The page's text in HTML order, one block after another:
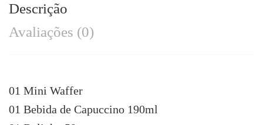
Descrição
Avaliações (0)
01 Mini Waffer
01 Bebida de Capuccino 190ml